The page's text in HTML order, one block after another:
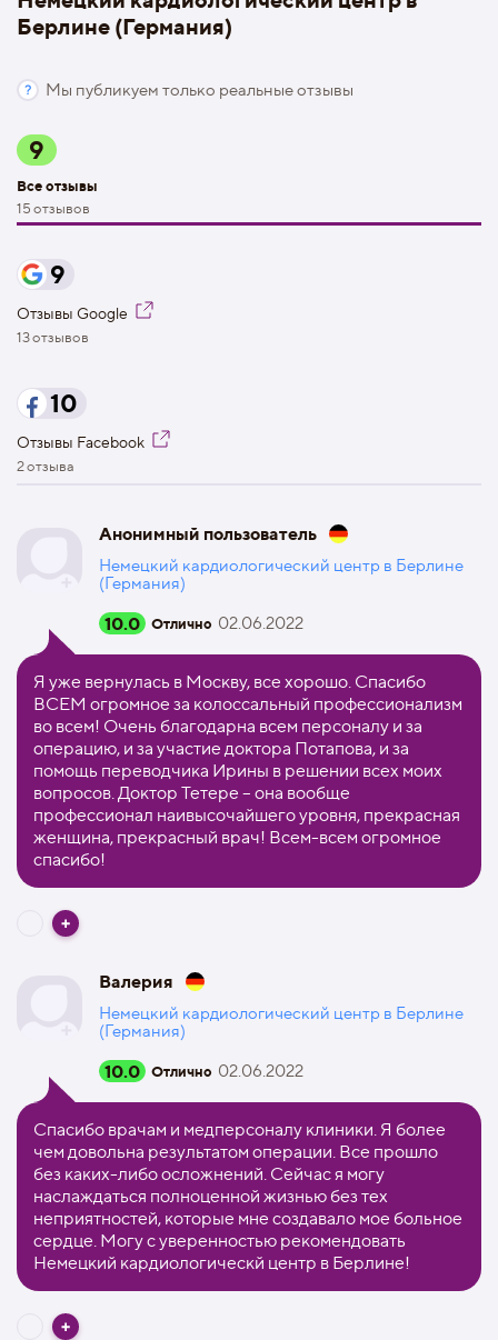
Берлине (Германия)
Мы публикуем только реальные отзывы
9
Все отзывы
15 отзывов
9
Отзывы Google
13 отзывов
10
Отзывы Facebook
2 отзыва
Анонимный пользователь
Немецкий кардиологический центр в Берлине
(Германия)
10.0 Отлично 02.06.2022
Я уже вернулась в Москву, все хорошо. Спасибо
ВСЕМ огромное за колоссальный профессионализм
во всем! Очень благодарна всем персоналу и за
операцию, и за участие доктора Потапова, и за
помощь переводчика Ирины в решении всех моих
вопросов. Доктор Тетере – она вообще
профессионал наивысочайшего уровня, прекрасная
женщина, прекрасный врач! Всем-всем огромное
спасибо!
Валерия
Немецкий кардиологический центр в Берлине
(Германия)
10.0 Отлично 02.06.2022
Спасибо врачам и медперсоналу клиники. Я более
чем довольна результатом операции. Все прошло
без каких-либо осложнений. Сейчас я могу
наслаждаться полноценной жизнью без тех
неприятностей, которые мне создавало мое больное
сердце. Могу с уверенностью рекомендовать
Немецкий кардиологическй центр в Берлине!